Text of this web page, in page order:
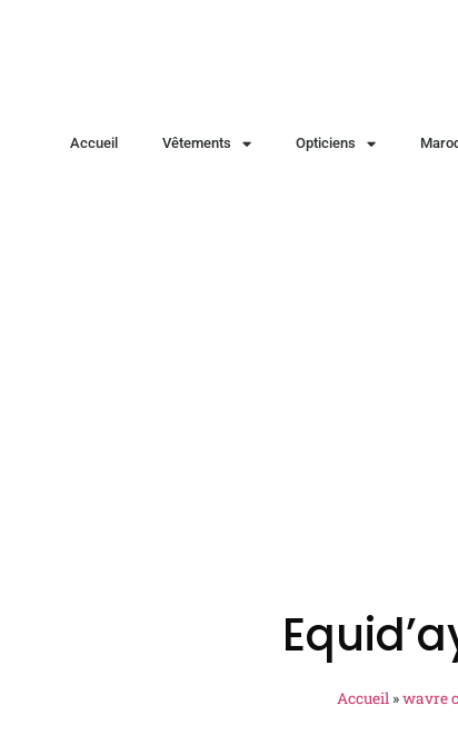
Accueil Vêtements Opticiens
Accueil»wavre